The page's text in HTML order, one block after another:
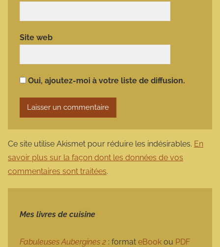
Site web
Oui, ajoutez-moi à votre liste de diffusion.
Ce site utilise Akismet pour réduire les indésirables. En
savoir plus sur la façon dont les données de vos
commentaires sont traitées.
Mes livres de cuisine
Fabuleuses Aubergines 2 : format eBook ou PDF